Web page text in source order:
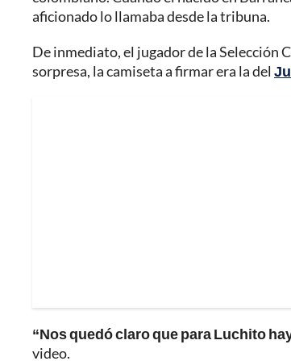
aficionado lo llamaba desde la tribuna.
De inmediato, el jugador de la Selección
sorpresa, la camiseta a firmar era la del
“Nos quedó claro que para Luchito
video.